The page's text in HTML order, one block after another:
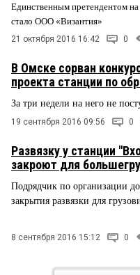
Единственным претендентом на
стало ООО «Византия»
21 октября 2016 16:42 0
В Омске сорван
проекта станции по
За три недели на него не
19 сентября 2016 09:56 0
Развязку у станции
закроют для
Подрядчик по организации
закрытия развязки для
8 сентября 2016 15:12 0